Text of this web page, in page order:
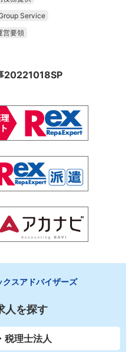
Service
営要領
クスアドバイザーズ
人を探す
税理士法人